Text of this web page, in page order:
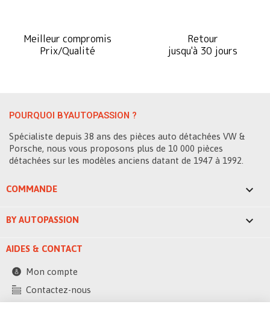
Meilleur compromis
Prix/Qualité
Retour
jusqu'à 30 jours
POURQUOI BYAUTOPASSION ?
Spécialiste depuis 38 ans des pièces auto détachées VW &
Porsche, nous vous proposons plus de 10 000 pièces
détachées sur les modèles anciens datant de 1947 à 1992.
COMMANDE 
BY AUTOPASSION 
AIDES & CONTACT
Mon compte
Contactez-nous